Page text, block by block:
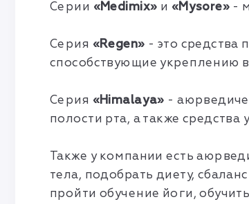
Серии «Medimix» и «Mysore» -
Серия «Regen» - это средства
способствующие укреплению
Серия «Himalaya» -
полости рта, а также
Также у компании есть
тела, подобрать диету,
пройти обучение йоги,